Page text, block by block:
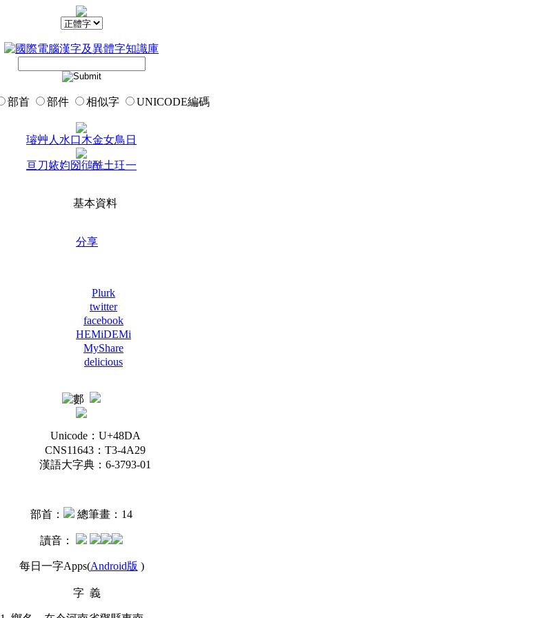
部首 部件 相似字 UNICODE編碼
璿艸 人 水口木金女鳥 日
亘刀㛄㚬圀鴴酰土玨一
基本資料
分享
Plurk
twitter
facebook
HEMiDEMi
MyShare
delicious
Unicode：U+48DA
CNS11643：T3-4A29
漢語大字典：6-3793-01
部首： 總筆畫：14
讀音：
每日一字Apps(Android版 )
字 義